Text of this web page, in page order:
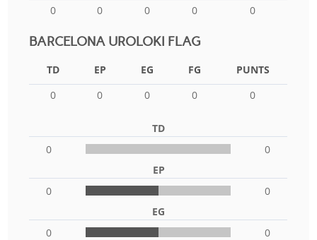
0
0 0 0 0
BARCELONA UROLOKI FLAG
TD EP EG FG
PUNTS
0
0 0 0 0
TD
0
0
EP
0
0
EG
0
0